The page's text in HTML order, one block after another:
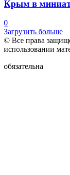
Крым в
0
Загрузить больше
© Все права
использовании
обязательна